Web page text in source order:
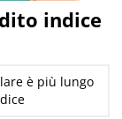
indice
è più lungo